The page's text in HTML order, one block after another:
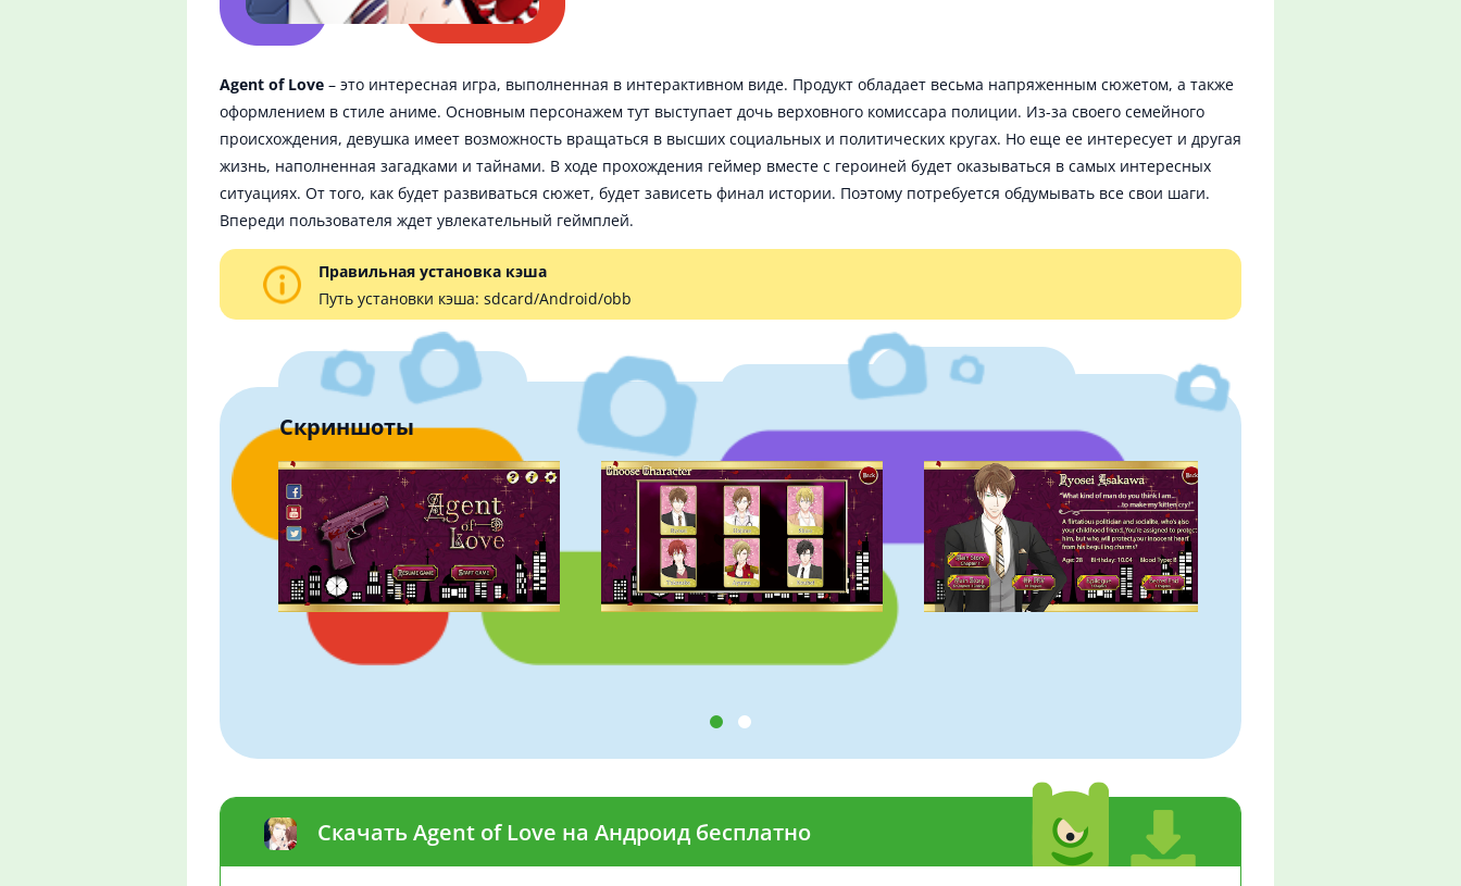
Agent of Love – это интересная игра, выполненная в интерактивном виде. Продукт обладает весьма напряженным сюжетом, а также
оформлением в стиле аниме. Основным персонажем тут выступает дочь верховного комиссара полиции. Из-за своего семейного
происхождения, девушка имеет возможность вращаться в высших социальных и политических кругах. Но еще ее интересует и другая
жизнь, наполненная загадками и тайнами. В ходе прохождения геймер вместе с героиней будет оказываться в самых интересных
ситуациях. От того, как будет развиваться сюжет, будет зависеть финал истории. Поэтому потребуется обдумывать все свои шаги.
Впереди пользователя ждет увлекательный геймплей.
Правильная установка кэша
Путь установки кэша: sdcard/Android/obb
Скриншоты
Скачать Agent of Love на Андроид бесплатно